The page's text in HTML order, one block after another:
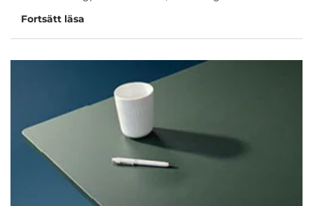
Fortsätt läsa